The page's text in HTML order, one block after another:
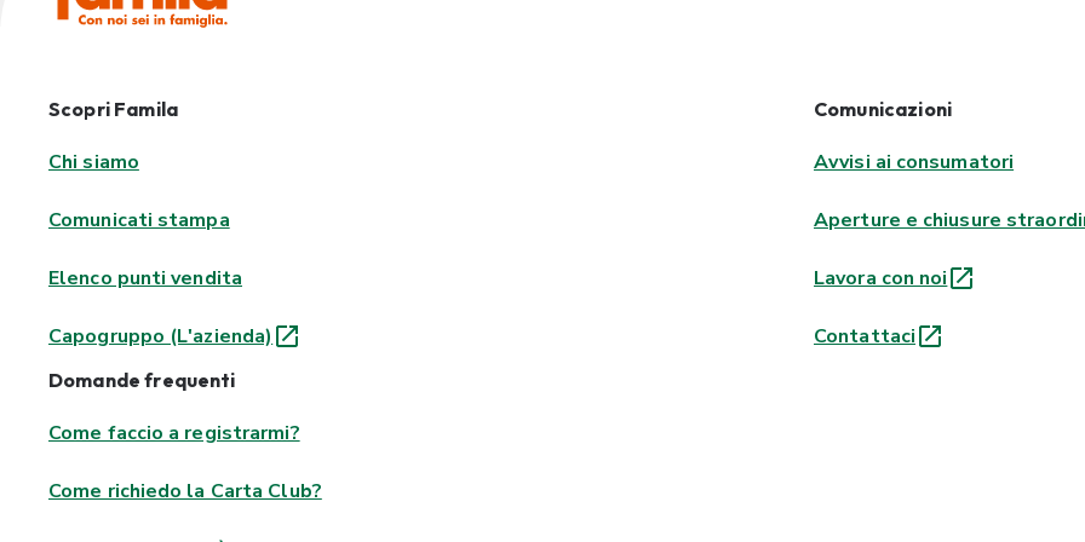
Scopri Famila
Chi siamo
Comunicati stampa
Elenco punti vendita
Capogruppo (L'azienda)
Comunicazioni
Avvisi ai consumatori
Aperture e chiusure
Lavora con noi
Contattaci
Domande frequenti
Come faccio a registrarmi?
Come richiedo la Carta Club?